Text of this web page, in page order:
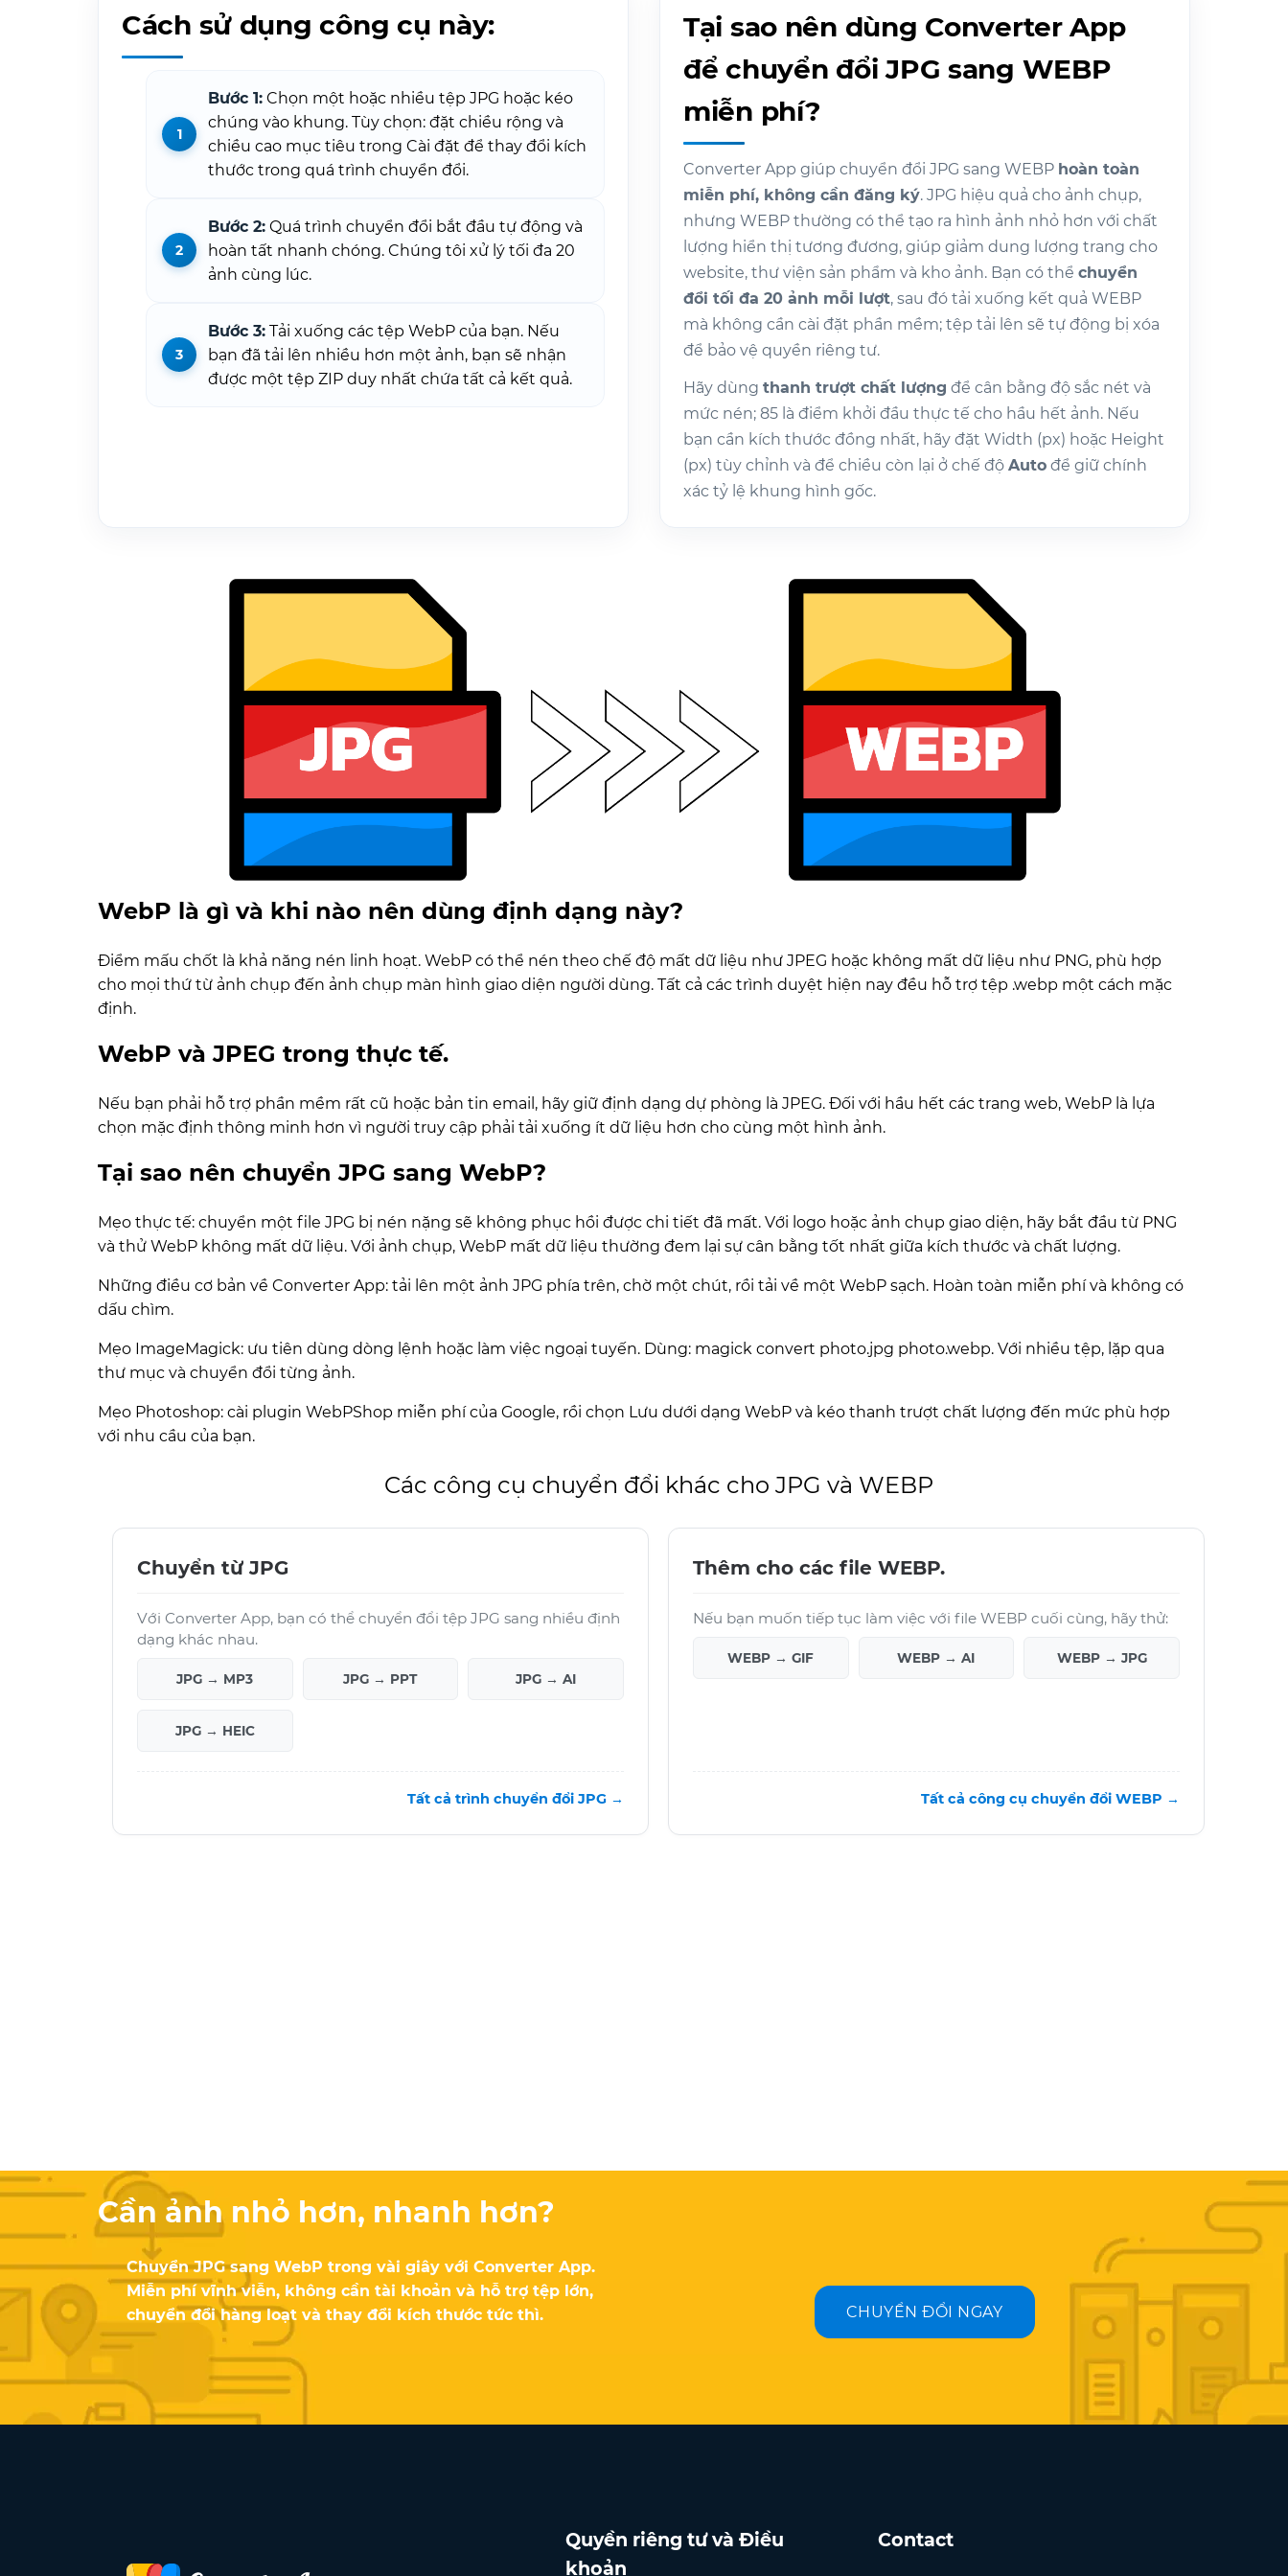
Cách sử dụng công cụ này:
Bước 1: Chọn một hoặc nhiều tệp JPG hoặc kéo
chúng vào khung. Tùy chọn: đặt chiều rộng và
chiều cao mục tiêu trong Cài đặt để thay đổi kích
thước trong quá trình chuyển đổi.
Bước 2: Quá trình chuyển đổi bắt đầu tự động và
hoàn tất nhanh chóng. Chúng tôi xử lý tối đa 20
ảnh cùng lúc.
Bước 3: Tải xuống các tệp WebP của bạn. Nếu
bạn đã tải lên nhiều hơn một ảnh, bạn sẽ nhận
được một tệp ZIP duy nhất chứa tất cả kết quả.
Tại sao nên dùng Converter App
để chuyển đổi JPG sang WEBP
miễn phí?
Converter App giúp chuyển đổi JPG sang WEBP hoàn toàn
miễn phí, không cần đăng ký. JPG hiệu quả cho ảnh chụp,
nhưng WEBP thường có thể tạo ra hình ảnh nhỏ hơn với chất
lượng hiển thị tương đương, giúp giảm dung lượng trang cho
website, thư viện sản phẩm và kho ảnh. Bạn có thể chuyển
đổi tối đa 20 ảnh mỗi lượt, sau đó tải xuống kết quả WEBP
mà không cần cài đặt phần mềm; tệp tải lên sẽ tự động bị xóa
để bảo vệ quyền riêng tư.
Hãy dùng thanh trượt chất lượng để cân bằng độ sắc nét và
mức nén; 85 là điểm khởi đầu thực tế cho hầu hết ảnh. Nếu
bạn cần kích thước đồng nhất, hãy đặt Width (px) hoặc Height
(px) tùy chỉnh và để chiều còn lại ở chế độ Auto để giữ chính
xác tỷ lệ khung hình gốc.
WebP là gì và khi nào nên dùng định dạng này?
Điểm mấu chốt là khả năng nén linh hoạt. WebP có thể nén theo chế độ mất dữ liệu như JPEG hoặc không mất dữ liệu như PNG, phù hợp
cho mọi thứ từ ảnh chụp đến ảnh chụp màn hình giao diện người dùng. Tất cả các trình duyệt hiện nay đều hỗ trợ tệp .webp một cách mặc
định.
WebP và JPEG trong thực tế.
Nếu bạn phải hỗ trợ phần mềm rất cũ hoặc bản tin email, hãy giữ định dạng dự phòng là JPEG. Đối với hầu hết các trang web, WebP là lựa
chọn mặc định thông minh hơn vì người truy cập phải tải xuống ít dữ liệu hơn cho cùng một hình ảnh.
Tại sao nên chuyển JPG sang WebP?
Mẹo thực tế: chuyển một file JPG bị nén nặng sẽ không phục hồi được chi tiết đã mất. Với logo hoặc ảnh chụp giao diện, hãy bắt đầu từ PNG
và thử WebP không mất dữ liệu. Với ảnh chụp, WebP mất dữ liệu thường đem lại sự cân bằng tốt nhất giữa kích thước và chất lượng.
Những điều cơ bản về Converter App: tải lên một ảnh JPG phía trên, chờ một chút, rồi tải về một WebP sạch. Hoàn toàn miễn phí và không có
dấu chìm.
Mẹo ImageMagick: ưu tiên dùng dòng lệnh hoặc làm việc ngoại tuyến. Dùng: magick convert photo.jpg photo.webp. Với nhiều tệp, lặp qua
thư mục và chuyển đổi từng ảnh.
Mẹo Photoshop: cài plugin WebPShop miễn phí của Google, rồi chọn Lưu dưới dạng WebP và kéo thanh trượt chất lượng đến mức phù hợp
với nhu cầu của bạn.
Các công cụ chuyển đổi khác cho JPG và WEBP
Chuyển từ JPG
Với Converter App, bạn có thể chuyển đổi tệp JPG sang nhiều định
dạng khác nhau.
JPG → MP3 JPG → PPT JPG → AI
JPG → HEIC
Tất cả trình chuyển đổi JPG →
Thêm cho các file WEBP.
Nếu bạn muốn tiếp tục làm việc với file WEBP cuối cùng, hãy thử:
WEBP → GIF WEBP → AI WEBP → JPG
Tất cả công cụ chuyển đổi WEBP →
Cần ảnh nhỏ hơn, nhanh hơn?
Chuyển JPG sang WebP trong vài giây với Converter App.
Miễn phí vĩnh viễn, không cần tài khoản và hỗ trợ tệp lớn,
chuyển đổi hàng loạt và thay đổi kích thước tức thì.
CHUYỂN ĐỔI NGAY
Quyền riêng tư và Điều
khoản
Contact